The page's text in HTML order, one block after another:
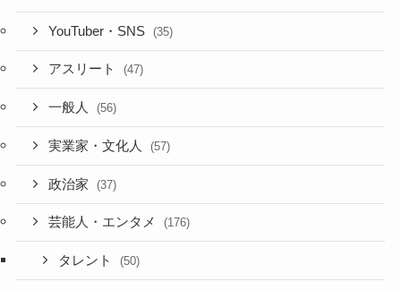
YouTuber・SNS (35)
アスリート (47)
一般人 (56)
実業家・文化人 (57)
政治家 (37)
芸能人・エンタメ (176)
タレント (50)